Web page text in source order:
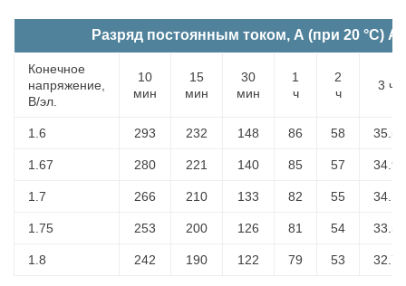
Разряд постоянным током, А (при 20 °С)
Конечное
напряжение,
В/эл.
10
мин
15
мин
30
мин
1
ч
2
ч
3 ч
1.6 293 232 148 86 58 35.5
1.67 280 221 140 85 57 34.9
1.7 266 210 133 82 55 34.1
1.75 253 200 126 81 54 33.5
1.8 242 190 122 79 53 32.7